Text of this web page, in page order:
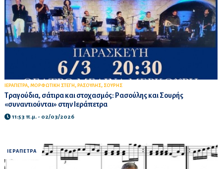
ΙΕΡΑΠΕΤΡΑ, ΜΟΡΦΩΤΙΚΗ ΣΤΕΓΗ , ΡΑΣΟΥΛΗΣ, ΣΟΥΡΗΣ
Τραγούδια, σάτιρα και στοχασμός: Ρασούλης και Σουρής
«συναντιούνται» στην Ιεράπετρα
11:53 π.μ. - 02/03/2026
ΙΕΡΑΠΕΤΡΑ